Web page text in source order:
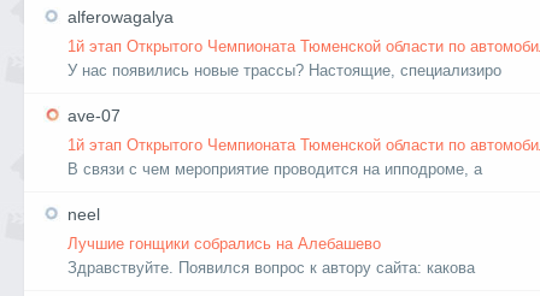
alferowagalya
1й этап Открытого Чемпионата Тюменской области по
У нас появились новые трассы? Настоящие, специализиро
ave-07
1й этап Открытого Чемпионата Тюменской области по
В связи с чем мероприятие проводится на ипподроме, а
neel
Лучшие гонщики собрались на Алебашево
Здравствуйте. Появился вопрос к автору сайта: какова